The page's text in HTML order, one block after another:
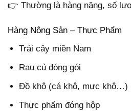
👉 Thường là hàng nặng, số
Hàng Nông Sản – Thực Phẩm
Trái cây miền Nam
Rau củ đóng gói
Đồ khô (cá khô, mực khô…)
Thực phẩm đóng hộp